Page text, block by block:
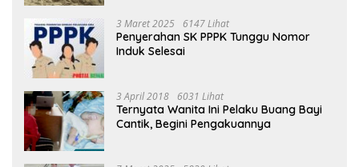
3 Maret 2025 6147 Lihat
Penyerahan SK PPPK Tunggu Nomor
Induk Selesai
3 April 2018 6031 Lihat
Ternyata Wanita Ini Pelaku Buang Bayi
Cantik, Begini Pengakuannya